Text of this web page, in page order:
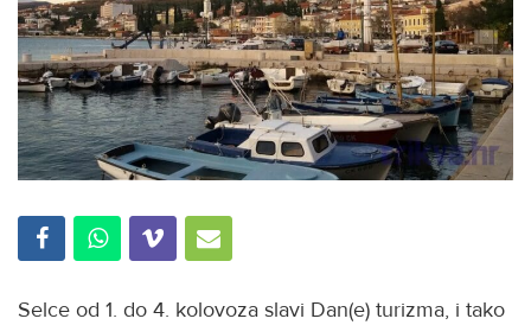
Selce od 1. do 4. kolovoza slavi Dan(e) turizma, i tako